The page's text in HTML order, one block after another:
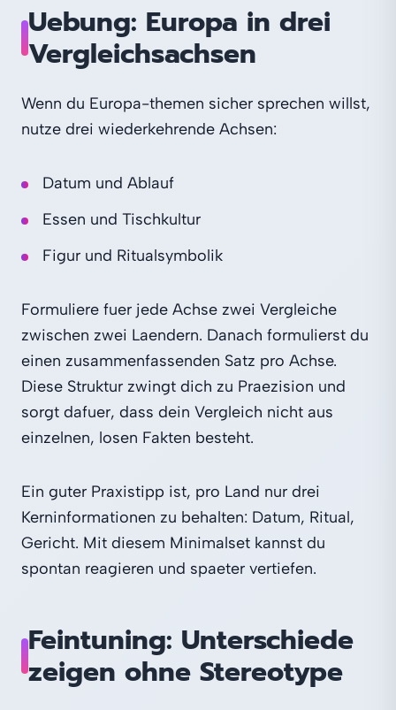
Uebung: Europa in drei
Vergleichsachsen
Wenn du Europa-themen sicher sprechen willst,
nutze drei wiederkehrende Achsen:
Datum und Ablauf
Essen und Tischkultur
Figur und Ritualsymbolik
Formuliere fuer jede Achse zwei Vergleiche
zwischen zwei Laendern. Danach formulierst du
einen zusammenfassenden Satz pro Achse.
Diese Struktur zwingt dich zu Praezision und
sorgt dafuer, dass dein Vergleich nicht aus
einzelnen, losen Fakten besteht.
Ein guter Praxistipp ist, pro Land nur drei
Kerninformationen zu behalten: Datum, Ritual,
Gericht. Mit diesem Minimalset kannst du
spontan reagieren und spaeter vertiefen.
Feintuning: Unterschiede
zeigen ohne Stereotype